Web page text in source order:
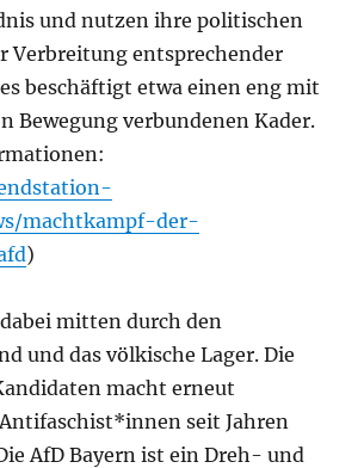
und nutzen ihre politischen
Verbreitung entsprechender
beschäftigt etwa einen eng mit
Bewegung verbundenen Kader.
machtkampf-der-
)
mitten durch den
und das völkische Lager. Die
macht erneut
seit Jahren
AfD Bayern ist ein Dreh- und